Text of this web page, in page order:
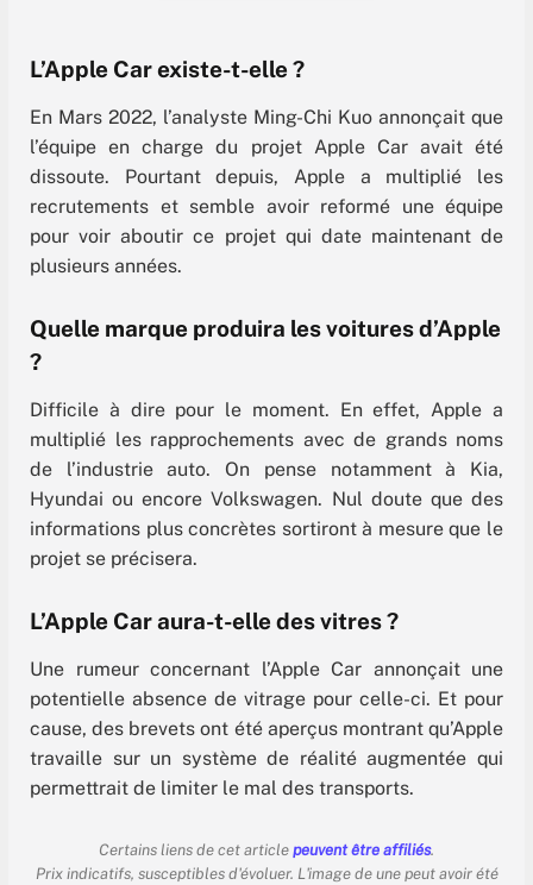
L’Apple Car existe-t-elle ?
En Mars 2022, l’analyste Ming-Chi Kuo annonçait que
l’équipe en charge du projet Apple Car avait été
dissoute. Pourtant depuis, Apple a multiplié les
recrutements et semble avoir reformé une équipe
pour voir aboutir ce projet qui date maintenant de
plusieurs années.
Quelle marque produira les voitures d’Apple
?
Difficile à dire pour le moment. En effet, Apple a
multiplié les rapprochements avec de grands noms
de l’industrie auto. On pense notamment à Kia,
Hyundai ou encore Volkswagen. Nul doute que des
informations plus concrètes sortiront à mesure que le
projet se précisera.
L’Apple Car aura-t-elle des vitres ?
Une rumeur concernant l’Apple Car annonçait une
potentielle absence de vitrage pour celle-ci. Et pour
cause, des brevets ont été aperçus montrant qu’Apple
travaille sur un système de réalité augmentée qui
permettrait de limiter le mal des transports.
Certains liens de cet article peuvent être affiliés.
Prix indicatifs, susceptibles d'évoluer. L'image de une peut avoir été